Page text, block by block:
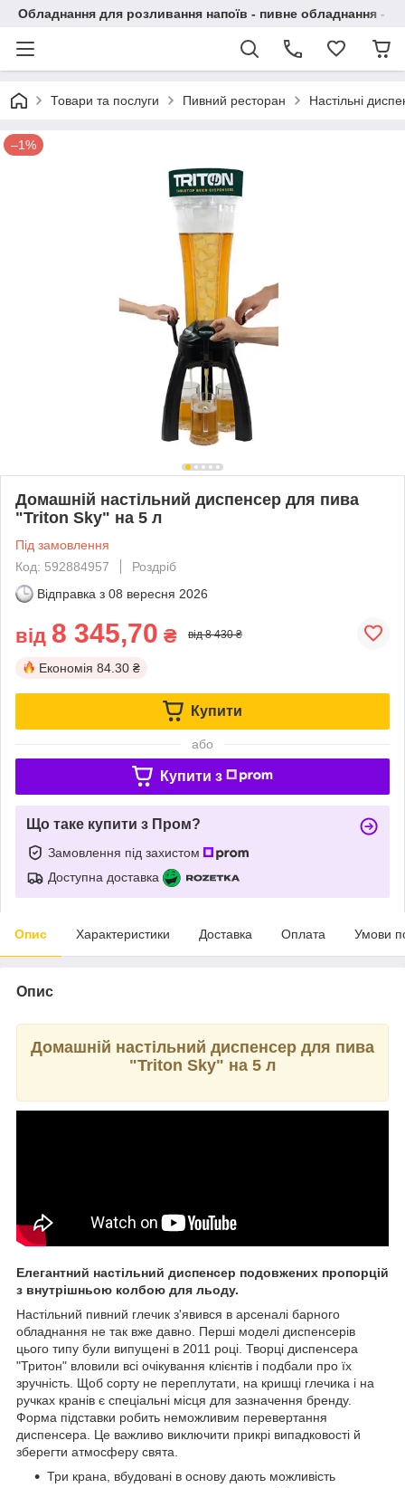
Обладнання для розливання напоїв - пивне обладнання - в
Товари та послуги Пивний ресторан Настільні
–1%
Домашній настільний диспенсер для пива
"Triton Sky" на 5 л
Під замовлення
Код: 592884957
Роздріб
Відправка з 08 вересня 2026
від 8 345,70 ₴ від 8 430 ₴
Економія 84.30 ₴
Купити
або
Купити з
Що таке купити з Пром?
Замовлення під захистом
Доступна доставка
Опис Характеристики Доставка Оплата Умови
Опис
Домашній настільний диспенсер для пива
"Triton Sky" на 5 л
Елегантний настільний диспенсер подовжених пропорцій
з внутрішньою колбою для льоду.
Настільний пивний глечик з'явився в арсеналі барного
обладнання не так вже давно. Перші моделі диспенсерів
цього типу були випущені в 2011 році. Творці диспенсера
"Тритон" вловили всі очікування клієнтів і подбали про їх
зручність. Щоб сорту не переплутати, на кришці глечика і на
ручках кранів є спеціальні місця для зазначення бренду.
Форма підставки робить неможливим перевертання
диспенсера. Це важливо виключити прикрі випадковості й
зберегти атмосферу свята.
Три крана, вбудовані в основу дають можливість